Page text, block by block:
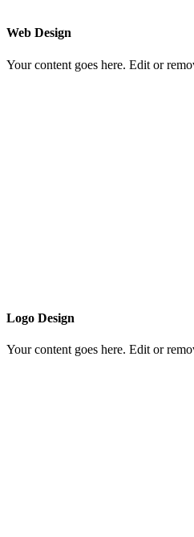
Web Design
Your content goes here. Edit or
Logo Design
Your content goes here. Edit or